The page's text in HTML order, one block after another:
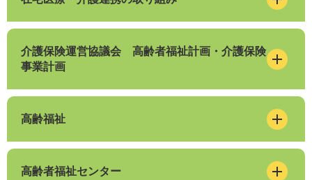
介護保険運営協議会 高齢者福祉計画・介護保険
事業計画
高齢福祉
高齢者福祉センター